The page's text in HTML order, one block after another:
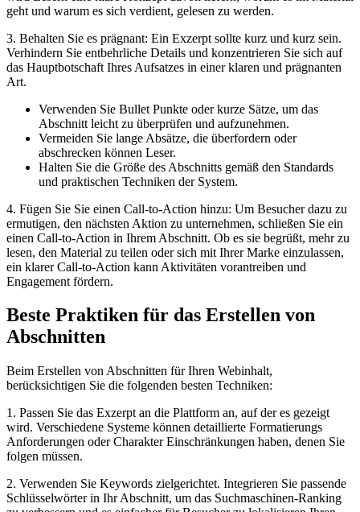
geht und warum es sich verdient, gelesen zu werden.
3. Behalten Sie es prägnant: Ein Exzerpt sollte kurz und kurz sein.
Verhindern Sie entbehrliche Details und konzentrieren Sie sich auf
das Hauptbotschaft Ihres Aufsatzes in einer klaren und prägnanten
Art.
Verwenden Sie Bullet Punkte oder kurze Sätze, um das
Abschnitt leicht zu überprüfen und aufzunehmen.
Vermeiden Sie lange Absätze, die überfordern oder
abschrecken können Leser.
Halten Sie die Größe des Abschnitts gemäß den Standards
und praktischen Techniken der System.
4. Fügen Sie Sie einen Call-to-Action hinzu: Um Besucher dazu zu
ermutigen, den nächsten Aktion zu unternehmen, schließen Sie ein
einen Call-to-Action in Ihrem Abschnitt. Ob es sie begrüßt, mehr zu
lesen, den Material zu teilen oder sich mit Ihrer Marke einzulassen,
ein klarer Call-to-Action kann Aktivitäten vorantreiben und
Engagement fördern.
Beste Praktiken für das Erstellen von
Abschnitten
Beim Erstellen von Abschnitten für Ihren Webinhalt,
berücksichtigen Sie die folgenden besten Techniken:
1. Passen Sie das Exzerpt an die Plattform an, auf der es gezeigt
wird. Verschiedene Systeme können detaillierte Formatierungs
Anforderungen oder Charakter Einschränkungen haben, denen Sie
folgen müssen.
2. Verwenden Sie Keywords zielgerichtet. Integrieren Sie passende
Schlüsselwörter in Ihr Abschnitt, um das Suchmaschinen-Ranking